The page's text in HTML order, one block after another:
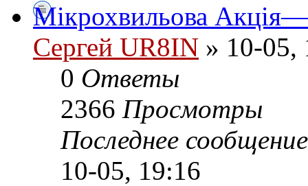
Мікрохвильова
Сергей UR8IN » 10-05,
0 Ответы
2366 Просмотры
Последнее
10-05, 19:16